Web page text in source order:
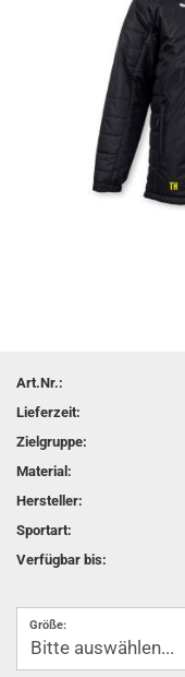
Art.Nr.:
Lieferzeit:
Zielgruppe:
Material:
Hersteller:
Sportart:
Verfügbar bis:
Größe: